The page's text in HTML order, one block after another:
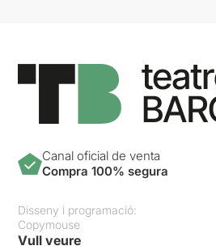
Canal oficial de venta
Compra 100% segura
Disseny i programació:
Copymouse
Vull veure